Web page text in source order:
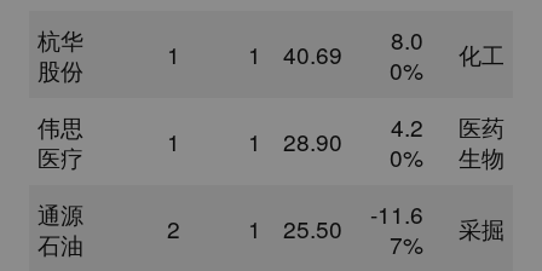
杭华
股份
1 1 40.69
8.0
0%
化工
伟思
医疗
1 1 28.90
4.2
0%
医药
生物
通源
石油
2 1 25.50
-11.6
7%
采掘